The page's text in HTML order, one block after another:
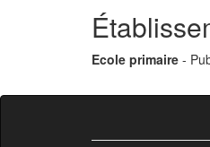
Ecole primaire -